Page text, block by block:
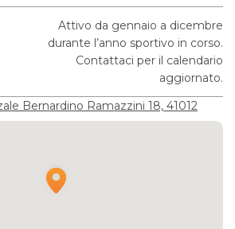
Attivo da gennaio a dicembre
durante l’anno sportivo in corso.
Contattaci per il calendario
aggiornato.
Bernardino Ramazzini 18, 41012